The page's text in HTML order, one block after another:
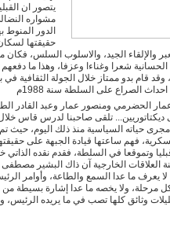
2022 21:23
فبراير 2022 23:37
السبت, 10 يوليو 2021 18:49
»السبت, 28 نوفمبر 2020 00:11
يتصور ان
مشواره
الدور
حقيقتها
والإلقاء الجيد، والاسلوب السلس، فكان
شعرا وغناءا وعزفا، وهذا ما دفعهم
وقد قام بدو ممتاز خلال الجولة الثقافية
احداث الصراع على السلطة سنة 1988م
الحضرمي ومنصور عمار وعبد القادر
ديكتاتوريين... تلقى صاحبنا لدرس قاس
مجرى حياته السياسية منذ ذلك اليوم،
فهم ساعتها قيادة الجبهة على
العلاقات الخارجية آن ذاك البشير
لا يعرف ما عدا السمع والطاعة، وأوامر
مرحلة، ولا يخصه ما عدا إشارة بسيطة
وثائق كلها تصب في ما يريده